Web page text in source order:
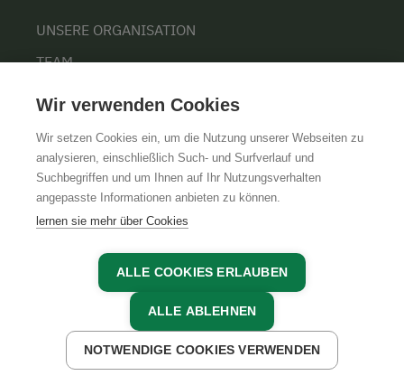
JETZT ANFRAGEN JETZT BUCHEN
UNSERE ORGANISATION
TEAM
KARRIERE
AGBIMPRESSUMDATENSCHUTZ
Wir verwenden Cookies
Wir setzen Cookies ein, um die Nutzung unserer Webseiten zu
analysieren, einschließlich Such- und Surfverlauf und
Suchbegriffen und um Ihnen auf Ihr Nutzungsverhalten
angepasste Informationen anbieten zu können.
lernen sie mehr über Cookies
ALLE COOKIES ERLAUBEN
ALLE ABLEHNEN
NOTWENDIGE COOKIES VERWENDEN